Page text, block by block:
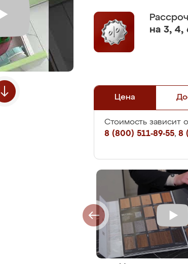
на 3, 4,
Цена
Стоимость зависит
8 (800) 511-89-55, 8